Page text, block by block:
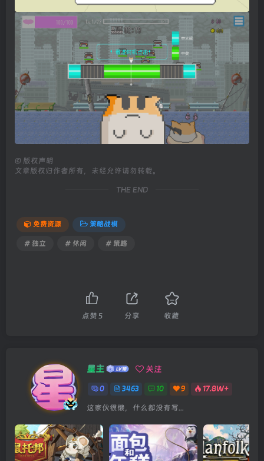
© 版权声明
文章版权归作者所有，未经允许请勿转载。
THE END
免费资源 策略战棋
# 独立 # 休闲 # 策略
点赞 5 分享 收藏
星主 关注
0 3463 10 9 17.8W+
这家伙很懒，什么都没有写...